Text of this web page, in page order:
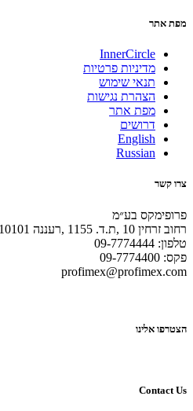
מפת אתר
InnerCircle
מדיניות פרטיות
תנאי שימוש
הצהרת נגישות
מפת אתר
דרושים
English
Russian
צרו קשר
פרופימקס בע״מ
רחוב זרחין 10 ,ת.ד. 1155 ,רעננה 4310101
טלפון: 09-7774444
פקס: 09-7774400
profimex@profimex.com
הצטרפו אלינו
Contact Us